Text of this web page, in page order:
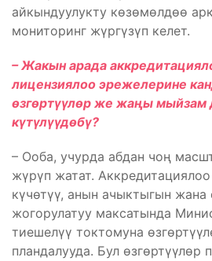
айкындуулукту көзөмөлдөө
мониторинг жүргүзүп келет.
– Жакын арада
лицензиялоо эрежелерине
өзгөртүүлөр же жаңы мыйзам
күтүлүүдөбү?
– Ооба, учурда абдан чоң
жүрүп жатат.
күчөтүү, анын ачыктыгын жана
жогорулатуу максатында
тиешелүү токтомуна
пландалууда. Бул өзгөртүүлөр